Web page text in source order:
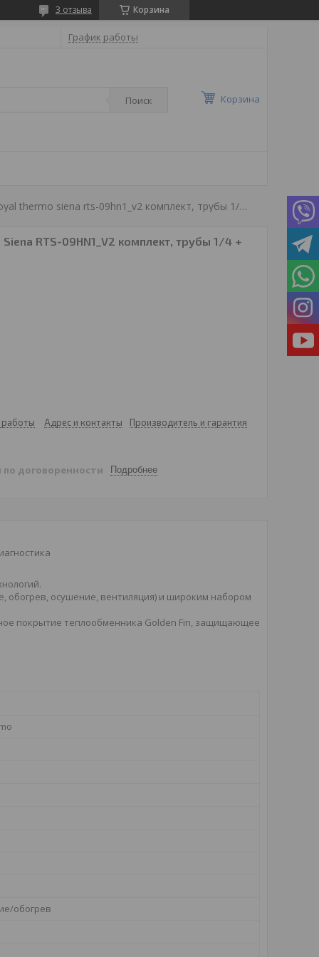
Корзина
3 отзыва
График работы
Поиск Корзина
Сплит-система royal thermo siena rts-09hn1_v2 комплект, трубы 1/4 + 3/8
RTS-09HN1_V2 комплект, трубы 1/4 +
работы Адрес и контакты Производитель и гарантия
по договоренности Подробнее
осушение, вентиляция) и широким набором
покрытие теплообменника Golden Fin, защищающее
обогрев